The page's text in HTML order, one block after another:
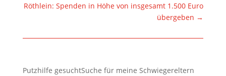
Röthlein: Spenden in Höhe von insgesamt 1.500 Euro
übergeben →
Putzhilfe gesuchtSuche für meine Schwiegereltern